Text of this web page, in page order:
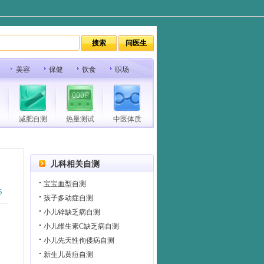
美容 保健 饮食 职场
减肥自测 热量测试 中医体质
儿科相关自测
宝宝血型自测
孩子多动症自测
小儿锌缺乏病自测
小儿维生素C缺乏病自测
小儿先天性佝偻病自测
新生儿黄疸自测